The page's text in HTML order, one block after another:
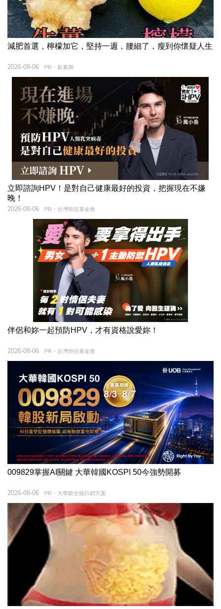
減肥首選，檸檬加它，堅持一週，腰細了，瘦到你懷疑人生
PR・新素簡
2026-08-06
立即諮詢HPV！是對自己健康最好的投資，把握現在不嫌
晚！
PR・台灣癌症基金會
2026-08-06
伴侶和妳一起預防HPV，才有資格說愛妳！
PR・台灣癌症基金會
2026-08-06
009829掌握AI關鍵 大華韓國KOSPI 50今強勢開募
PR・大華銀全能行銷方案
2026-08-06